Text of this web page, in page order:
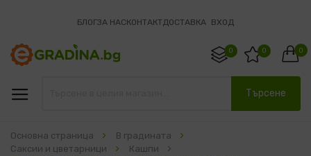
БЛОГЗА НАСКОНТАКТДОСТАВКА ВХОД
0
0 0
Търсене
Основна страница
В градината
Саксии и цветарници
Кашпи